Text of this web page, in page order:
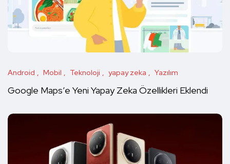
Android Mobil Teknoloji yapay zeka Yazılım
Google Maps’e Yeni Yapay Zeka Özellikleri Eklendi